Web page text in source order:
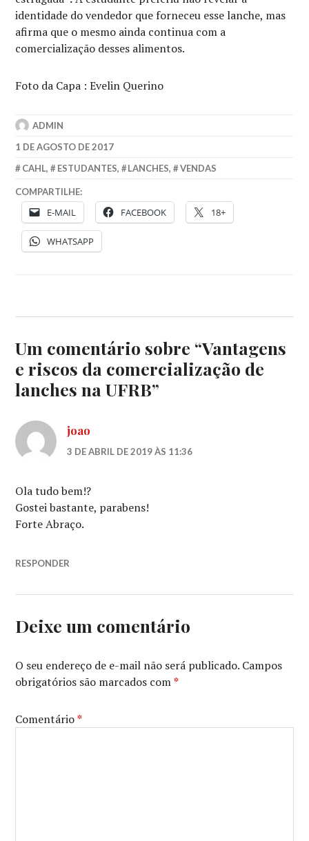
identidade do vendedor que forneceu esse lanche, mas
afirma que o mesmo ainda continua com a
comercialização desses alimentos.
Foto da Capa : Evelin Querino
ADMIN
1 DE AGOSTO DE 2017
CAHL, ESTUDANTES, LANCHES, VENDAS
COMPARTILHE:
E-MAIL FACEBOOK 18+
WHATSAPP
Um comentário sobre “Vantagens
e riscos da comercialização de
lanches na UFRB”
joao
3 DE ABRIL DE 2019 ÀS 11:36
Ola tudo bem!?
Gostei bastante, parabens!
Forte Abraço.
RESPONDER
Deixe um comentário
O seu endereço de e-mail não será publicado. Campos
obrigatórios são marcados com*
Comentário*